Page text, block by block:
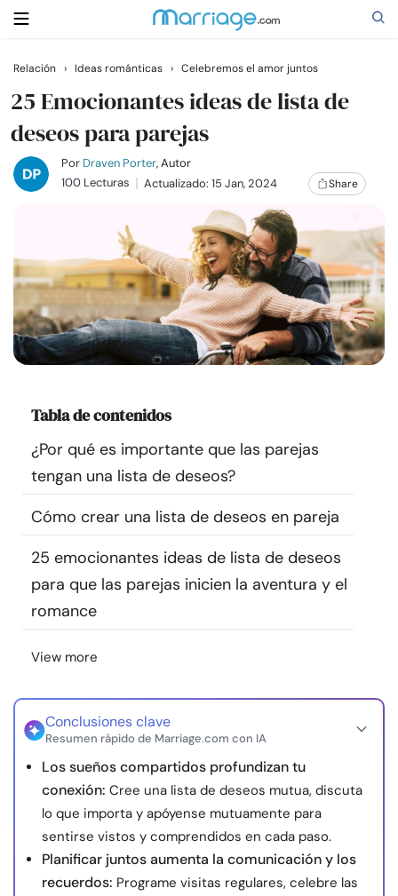
Buscar
Casarse
Familia
Ayuda
Cursos
Recursos
Comunidad
Encuentra un terapeuta
Idioma
nosotros
Relación › Ideas románticas › Celebremos el amor juntos
25 Emocionantes ideas de lista de
deseos para parejas
Por Draven Porter, Autor
100 Lecturas
Actualizado: 15 Jan, 2024 Share
Tabla de contenidos
¿Por qué es importante que las parejas
tengan una lista de deseos?
Cómo crear una lista de deseos en pareja
25 emocionantes ideas de lista de deseos
para que las parejas inicien la aventura y el
romance
View more
Conclusiones clave
Resumen rápido de Marriage.com con IA
Los sueños compartidos profundizan tu
conexión: Cree una lista de deseos mutua, discuta
lo que importa y apóyense mutuamente para
sentirse vistos y comprendidos en cada paso.
Planificar juntos aumenta la comunicación y los
recuerdos: Programe visitas regulares, celebre las